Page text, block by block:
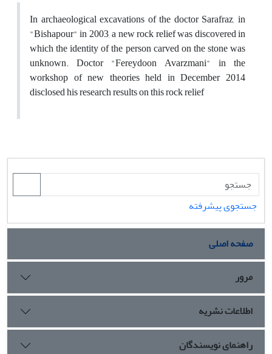
In archaeological excavations of the doctor Sarafraz, in
"Bishapour" in 2003, a new rock relief was discovered in
which the identity of the person carved on the stone was
unknown. Doctor "Fereydoon Avarzmani" in the
workshop of new theories held in December 2014
disclosed his research results on this rock relief
جستجوی پیشرفته
صفحه اصلی
مرور
اطلاعات نشریه
راهنمای نویسندگان